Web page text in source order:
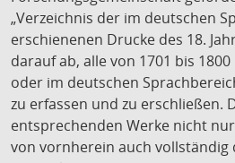
„Verzeichnis der im deutschen
erschienenen Drucke des 18.
darauf ab, alle von 1701 bis
oder im deutschen
zu erfassen und zu erschließen.
entsprechenden Werke nicht
von vornherein auch